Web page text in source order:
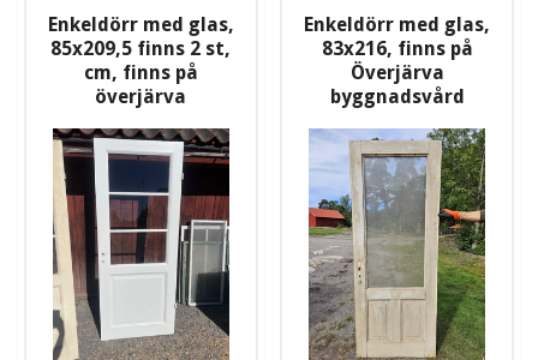
Enkeldörr med glas,
85x209,5 finns 2 st,
cm, finns på
överjärva
Enkeldörr med glas,
83x216, finns på
Överjärva
byggnadsvård